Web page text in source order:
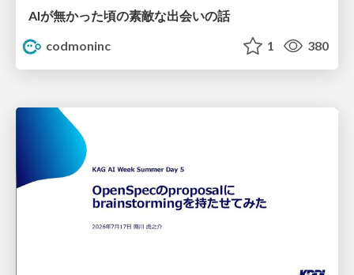
AIが無かった頃の素敵な出会いの話
codmoninc
1 380